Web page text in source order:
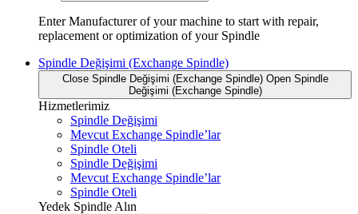
Enter Manufacturer of your machine to start with repair,
replacement or optimization of your Spindle
Spindle Değişimi (Exchange Spindle)
Close Spindle Değişimi (Exchange Spindle) Open Spindle
Değişimi (Exchange Spindle)
Hizmetlerimiz
Spindle Değişimi
Mevcut Exchange Spindle’lar
Spindle Oteli
Spindle Değişimi
Mevcut Exchange Spindle’lar
Spindle Oteli
Yedek Spindle Alın